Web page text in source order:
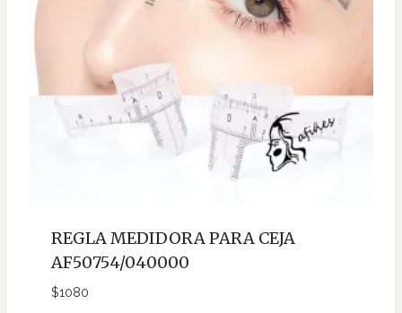
$ 2600
PESTAÑAS
NAGARAKU
cantidad
REGLA MEDIDORA PARA CEJA
AF50754/040000
$1080